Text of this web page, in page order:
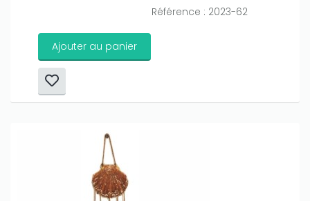
Référence : 2023-62
Ajouter au panier